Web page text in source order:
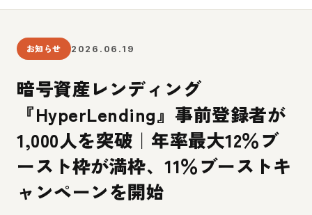
お知らせ 2026.06.19
暗号資産レンディング
『HyperLending』事前登録者が
1,000人を突破｜年率最大12％ブ
ースト枠が満枠、11％ブーストキ
ャンペーンを開始